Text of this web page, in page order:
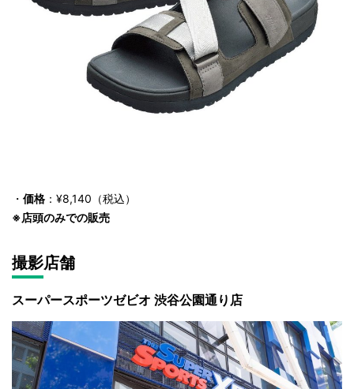
・ 価格 ：¥8,140（税込）
※店頭のみでの販売
撮影店舗
スーパースポーツゼビオ 渋谷公園通り店